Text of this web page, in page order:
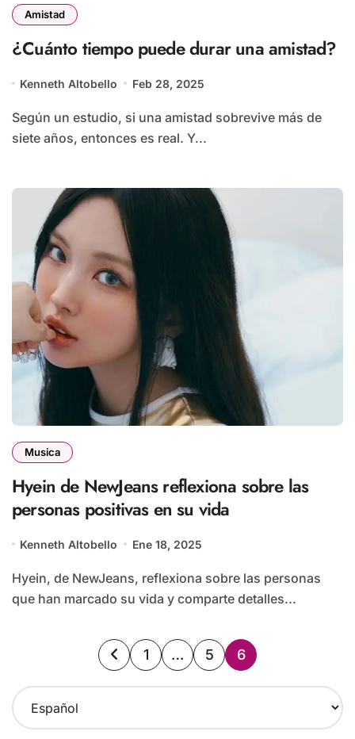
Amistad
¿Cuánto tiempo puede durar una amistad?
Kenneth Altobello Feb 28, 2025
Según un estudio, si una amistad sobrevive más de
siete años, entonces es real. Y...
Musica
Hyein de NewJeans reflexiona sobre las
personas positivas en su vida
Kenneth Altobello Ene 18, 2025
Hyein, de NewJeans, reflexiona sobre las personas
que han marcado su vida y comparte detalles...
Paginación
de
1 … 5 6
C
h